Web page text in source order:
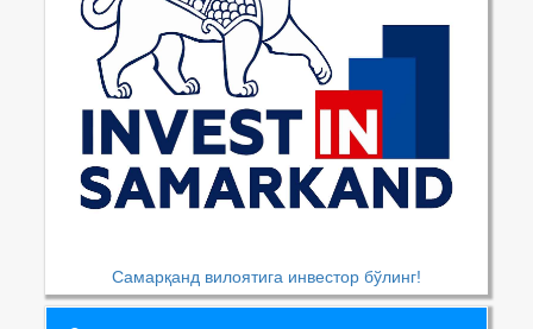
Самарқанд вилоятига инвестор бўлинг!